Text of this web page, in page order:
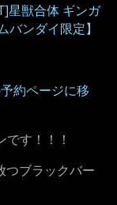
星獣合体 ギンガ
ンダイ限定】
約ページに移
す！！！
つブラックバー